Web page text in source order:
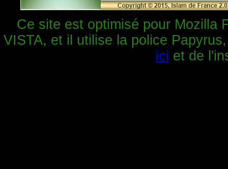
Ce site est optimisé pour Mozilla
VISTA, et il utilise la police
ici et de